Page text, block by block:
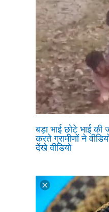
बड़ा भाई छोटे भाई की
करते ग्रामीणों ने
देंखे वीडियो